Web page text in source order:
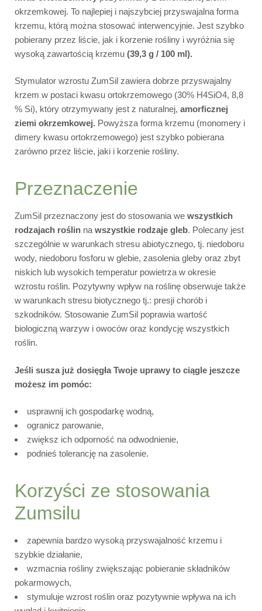
okrzemkowej. To najlepiej i najszybciej przyswajalna forma
krzemu, którą można stosować interwencyjnie. Jest szybko
pobierany przez liście, jak i korzenie rośliny i wyróżnia się
wysoką zawartością krzemu (39,3 g / 100 ml).
Stymulator wzrostu ZumSil zawiera dobrze przyswajalny
krzem w postaci kwasu ortokrzemowego (30% H4SiO4, 8,8
% Si), który otrzymywany jest z naturalnej, amorficznej
ziemi okrzemkowej. Powyższa forma krzemu (monomery i
dimery kwasu ortokrzemowego) jest szybko pobierana
zarówno przez liście, jaki i korzenie rośliny.
Przeznaczenie
ZumSil przeznaczony jest do stosowania we wszystkich
rodzajach roślin na wszystkie rodzaje gleb. Polecany jest
szczególnie w warunkach stresu abiotycznego, tj. niedoboru
wody, niedoboru fosforu w glebie, zasolenia gleby oraz zbyt
niskich lub wysokich temperatur powietrza w okresie
wzrostu roślin. Pozytywny wpływ na roślinę obserwuje także
w warunkach stresu biotycznego tj.: presji chorób i
szkodników. Stosowanie ZumSil poprawia wartość
biologiczną warzyw i owoców oraz kondycję wszystkich
roślin.
Jeśli susza już dosięgła Twoje uprawy to ciągle jeszcze
możesz im pomóc:
usprawnij ich gospodarkę wodną,
ogranicz parowanie,
zwiększ ich odporność na odwodnienie,
podnieś tolerancję na zasolenie.
Korzyści ze stosowania
Zumsilu
zapewnia bardzo wysoką przyswajalność krzemu i
szybkie działanie,
wzmacnia rośliny zwiększając pobieranie składników
pokarmowych,
stymuluje wzrost roślin oraz pozytywnie wpływa na ich